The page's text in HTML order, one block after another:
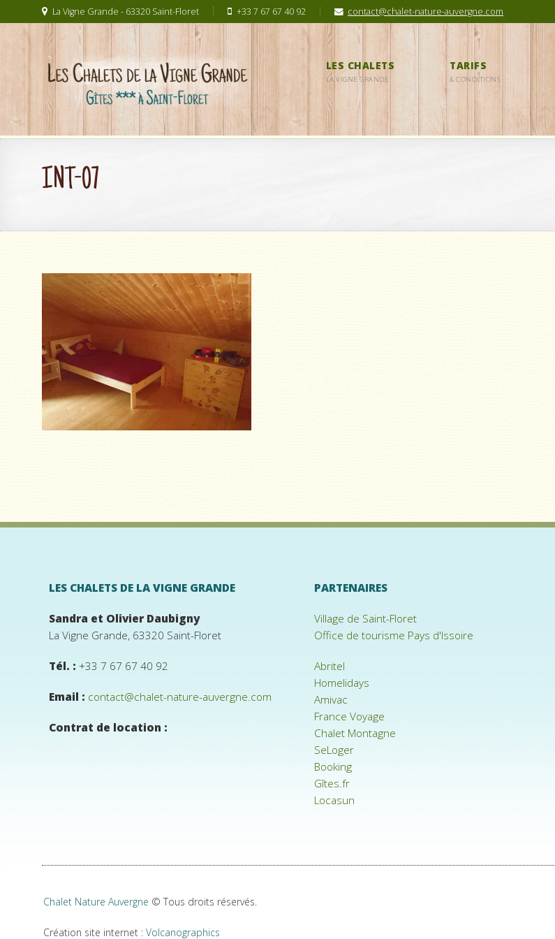
La Vigne Grande - 63320 Saint-Floret +33 7 67 67 40 92 contact@chalet-nature-auvergne.com
LES CHALETS
LA VIGNE GRANDE
TARIFS
& CONDITIONS
INT-07
LES CHALETS DE LA VIGNE GRANDE
Sandra et Olivier Daubigny
La Vigne Grande, 63320 Saint-Floret
Tél. : +33 7 67 67 40 92
Email : contact@chalet-nature-auvergne.com
Contrat de location :
PARTENAIRES
Village de Saint-Floret
Office de tourisme Pays d'Issoire
Abritel
Homelidays
Amivac
France Voyage
Chalet Montagne
SeLoger
Booking
Gîtes.fr
Locasun
Chalet Nature Auvergne © Tous droits réservés.
Création site internet : Volcanographics